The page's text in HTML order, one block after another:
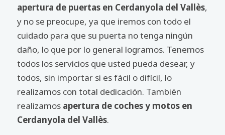
apertura de puertas en Cerdanyola del Vallès,
y no se preocupe, ya que iremos con todo el
cuidado para que su puerta no tenga ningún
daño, lo que por lo general logramos. Tenemos
todos los servicios que usted pueda desear, y
todos, sin importar si es fácil o difícil, lo
realizamos con total dedicación. También
realizamos apertura de coches y motos en
Cerdanyola del Vallès.